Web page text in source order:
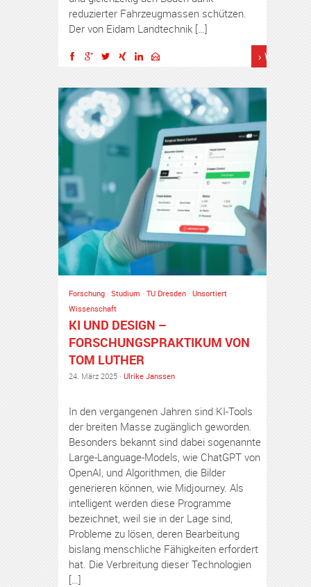
reduzierter Fahrzeugmassen schützen.
Der von Eidam Landtechnik […]
›
Forschung · Studium · TU Dresden · Unsortiert ·
Wissenschaft
KI UND DESIGN –
FORSCHUNGSPRAKTIKUM VON
TOM LUTHER
24. März 2025 · Ulrike Janssen
In den vergangenen Jahren sind KI-Tools
der breiten Masse zugänglich geworden.
Besonders bekannt sind dabei sogenannte
Large-Language-Models, wie ChatGPT von
OpenAI, und Algorithmen, die Bilder
generieren können, wie Midjourney. Als
intelligent werden diese Programme
bezeichnet, weil sie in der Lage sind,
Probleme zu lösen, deren Bearbeitung
bislang menschliche Fähigkeiten erfordert
hat. Die Verbreitung dieser Technologien
[…]